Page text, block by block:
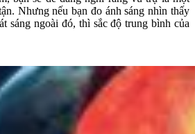
Nhưng nếu bạn đo ánh sáng nhìn thấy
sáng ngoài đó, thì sắc độ trung bình của